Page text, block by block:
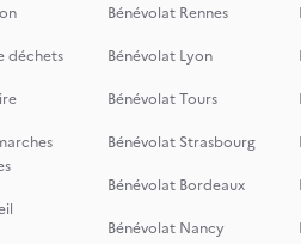
déchets
Bénévolat Rennes
Bénévolat Lyon
Bénévolat Tours
Bénévolat Strasbourg
Bénévolat Bordeaux
Bénévolat Nancy